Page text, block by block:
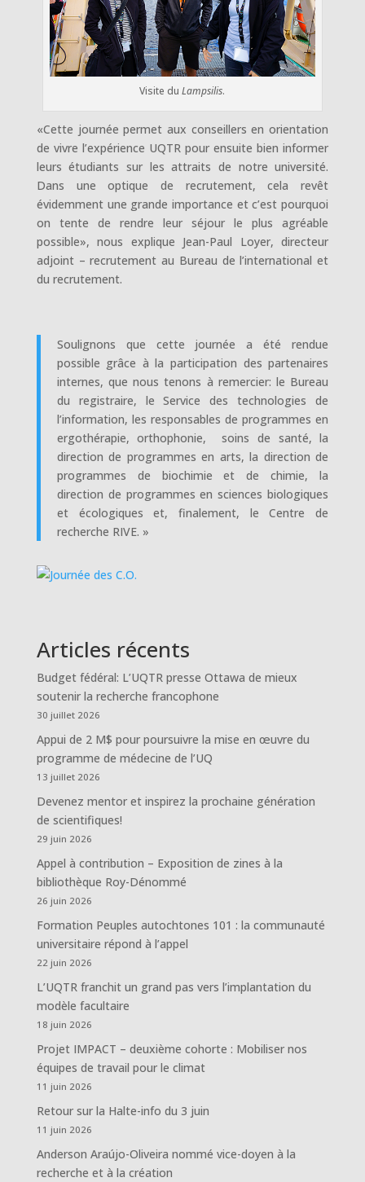
Visite duLampsilis.
«Cette journée permet aux conseillers en orientation
de vivre l’expérience UQTR pour ensuite bien informer
leurs étudiants sur les attraits de notre université.
Dans une optique de recrutement, cela revêt
évidemment une grande importance et c’est pourquoi
on tente de rendre leur séjour le plus agréable
possible», nous explique Jean-Paul Loyer, directeur
adjoint – recrutement au Bureau de l’international et
du recrutement.
Soulignons que cette journée a été rendue
possible grâce à la participation des partenaires
internes, que nous tenons à remercier: le Bureau
du registraire, le Service des technologies de
l’information, les responsables de programmes en
ergothérapie, orthophonie, soins de santé, la
direction de programmes en arts, la direction de
programmes de biochimie et de chimie, la
direction de programmes en sciences biologiques
et écologiques et, finalement, le Centre de
recherche RIVE. »
Articles récents
Budget fédéral: L’UQTR presse Ottawa de mieux
soutenir la recherche francophone
30 juillet 2026
Appui de 2 M$ pour poursuivre la mise en œuvre du
programme de médecine de l’UQ
13 juillet 2026
Devenez mentor et inspirez la prochaine génération
de scientifiques!
29 juin 2026
Appel à contribution – Exposition de zines à la
bibliothèque Roy-Dénommé
26 juin 2026
Formation Peuples autochtones 101 : la communauté
universitaire répond à l’appel
22 juin 2026
L’UQTR franchit un grand pas vers l’implantation du
modèle facultaire
18 juin 2026
Projet IMPACT – deuxième cohorte : Mobiliser nos
équipes de travail pour le climat
11 juin 2026
Retour sur la Halte-info du 3 juin
11 juin 2026
Anderson Araújo-Oliveira nommé vice-doyen à la
recherche et à la création